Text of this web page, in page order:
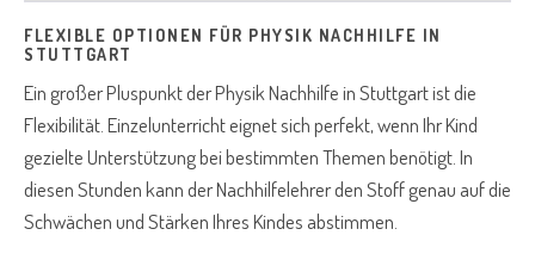
FLEXIBLE OPTIONEN FÜR PHYSIK NACHHILFE IN
STUTTGART
Ein großer Pluspunkt der Physik Nachhilfe in Stuttgart ist die
Flexibilität. Einzelunterricht eignet sich perfekt, wenn Ihr Kind
gezielte Unterstützung bei bestimmten Themen benötigt. In
diesen Stunden kann der Nachhilfelehrer den Stoff genau auf die
Schwächen und Stärken Ihres Kindes abstimmen.